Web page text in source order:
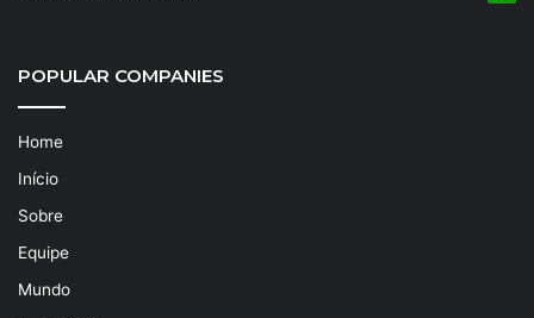
POPULAR COMPANIES
Home
Início
Sobre
Equipe
Mundo